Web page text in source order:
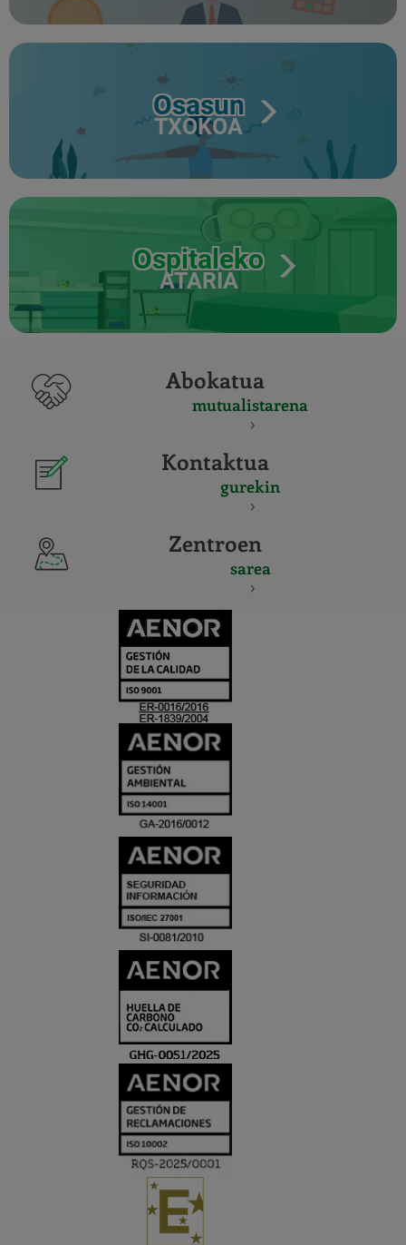
Osasun
TXOKOA
Ospitaleko
ATARIA
Abokatua
mutualistarena
Kontaktua
gurekin
Zentroen
sarea